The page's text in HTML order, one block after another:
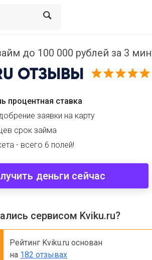
до 100 000 рублей за 3
ОТЗЫВЫ
процентная ставка
заявки на карту
срок займа
- всего 6 полей!
деньги сейчас
сервисом Kviku.ru?
Рейтинг Kviku.ru основан
на 182 отзывах